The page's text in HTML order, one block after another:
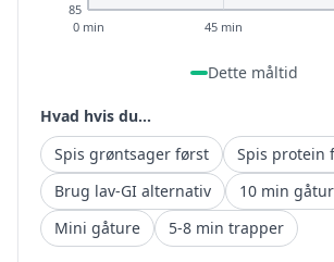
85
0 min 45 min
Dette måltid
Hvad hvis du...
Spis grøntsager først
Spis protein
Brug lav-GI alternativ
10 min
Mini gåture
5-8 min trapper